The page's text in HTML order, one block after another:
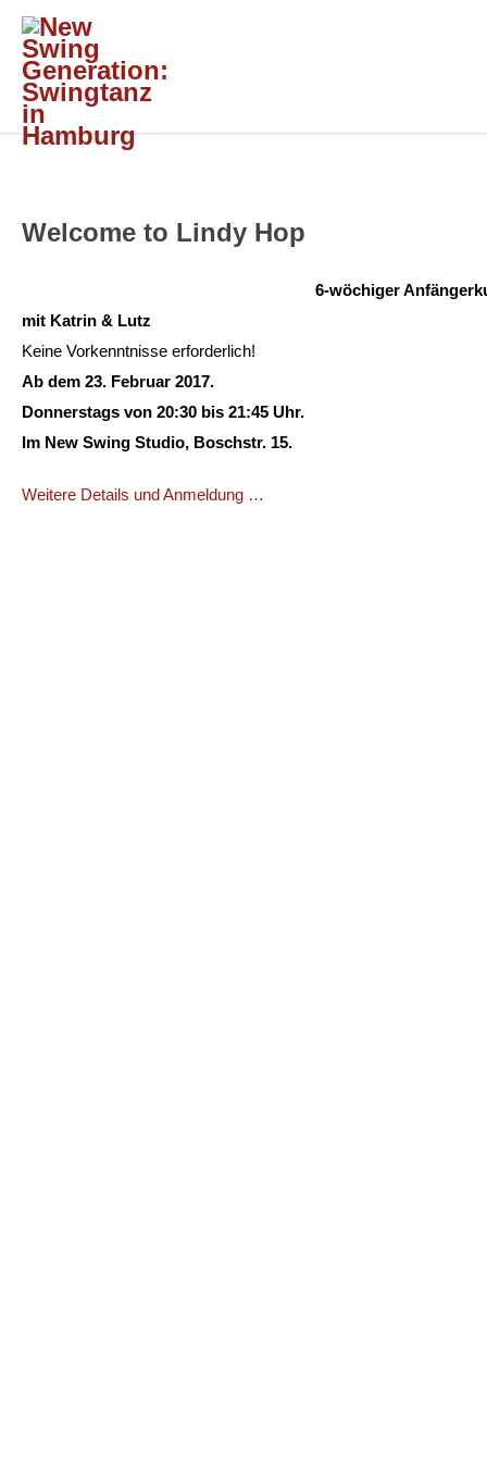
Welcome to Lindy Hop
6-wöchiger
mit Katrin & Lutz
Keine Vorkenntnisse erforderlich!
Ab dem 23. Februar 2017.
Donnerstags von 20:30 bis 21:45 Uhr.
Im New Swing Studio, Boschstr. 15.
Weitere Details und Anmeldung …